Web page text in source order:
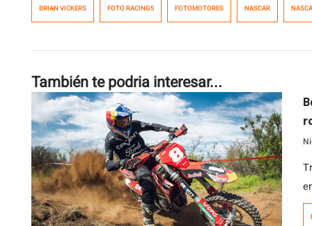
BRIAN VICKERS FOTO RACING5 FOTOMOTORES NASCAR
También te podria interesar...